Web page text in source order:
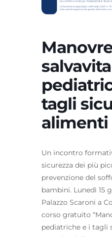
salvavita
tagli
alimenti
Un incontro
sicurezza dei più
prevenzione del
bambini. Lunedì 15
Palazzo Scaroni a
corso gratuito
pediatriche e i tagli